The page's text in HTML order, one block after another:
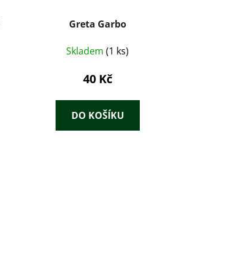
Greta Garbo
Skladem(1 ks)
40 Kč
DO KOŠÍKU